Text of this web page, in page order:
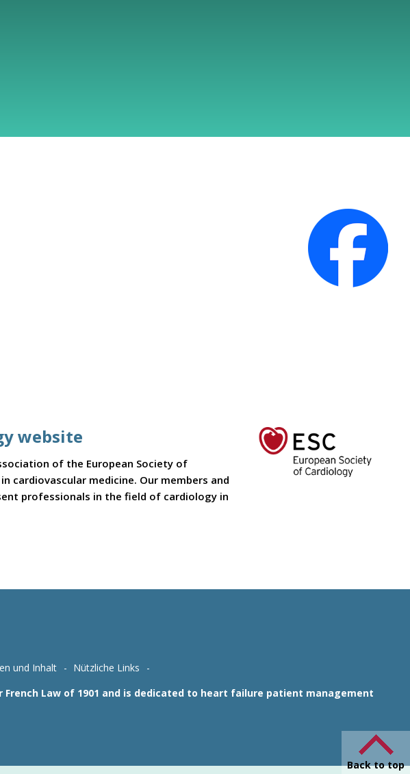
website
of the European Society of
cardiovascular medicine. Our members and
professionals in the field of cardiology in
und Inhalt
Nützliche Links
Law of 1901 and is dedicated to heart failure patient management
Back to top